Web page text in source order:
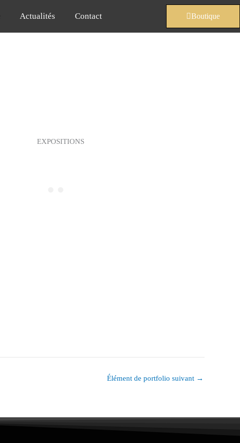
Actualités Contact Boutique
EXPOSITIONS
Élément de portfolio suivant →